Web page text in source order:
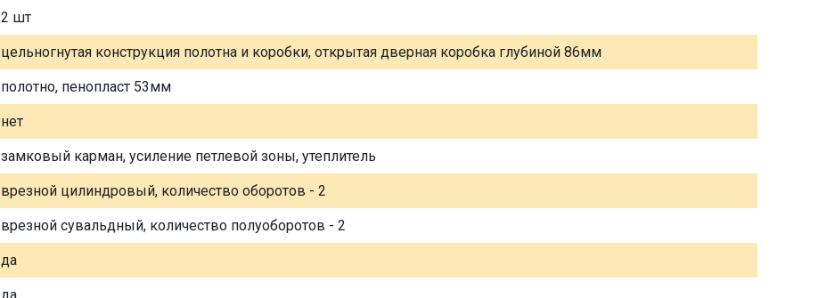
2 шт
цельногнутая конструкция полотна и коробки, открытая дверная коробка глубиной 86мм
полотно, пенопласт 53мм
нет
замковый карман, усиление петлевой зоны, утеплитель
врезной цилиндровый, количество оборотов - 2
врезной сувальдный, количество полуоборотов - 2
да